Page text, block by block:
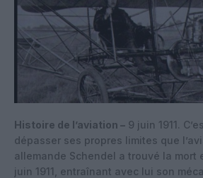
Histoire de l’aviation – 9 juin 1911.
dépasser ses propres limites que
allemande Schendel a trouvé la mort
juin 1911, entraînant avec lui son